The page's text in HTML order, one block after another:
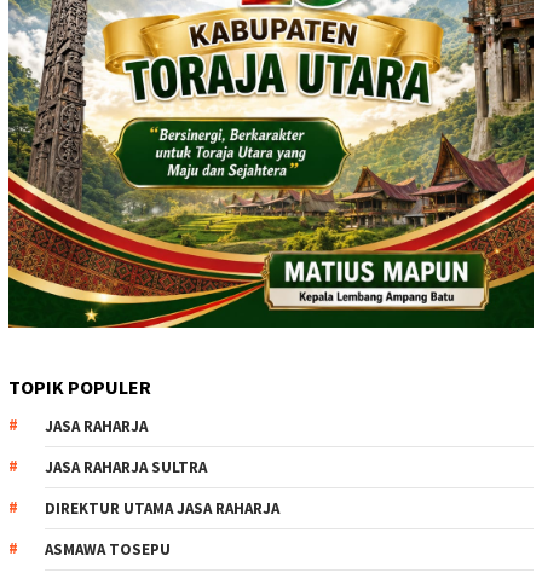
TOPIK POPULER
JASA RAHARJA
JASA RAHARJA SULTRA
DIREKTUR UTAMA JASA RAHARJA
ASMAWA TOSEPU